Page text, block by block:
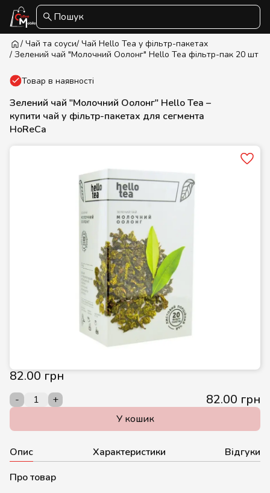
Пошук
/ Чай та соуси/ Чай Hello Tea у фільтр-пакетах
/ Зелений чай "Молочний Оолонг" Hello Tea фільтр-пак 20 шт
Товар в наявності
Зелений чай "Молочний Оолонг" Hello Tea –
купити чай у фільтр-пакетах для сегмента
HoReCa
82.00 грн
- + 82.00 грн
У кошик
Опис Характеристики
Відгуки
Про товар